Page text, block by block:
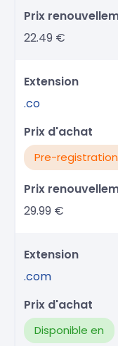
22.49 €
.co
Pre-registration
29.99 €
.com
Disponible en